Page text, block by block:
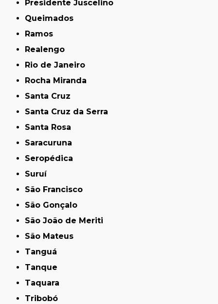
Presidente Juscelino
Queimados
Ramos
Realengo
Rio de Janeiro
Rocha Miranda
Santa Cruz
Santa Cruz da Serra
Santa Rosa
Saracuruna
Seropédica
Suruí
São Francisco
São Gonçalo
São João de Meriti
São Mateus
Tanguá
Tanque
Taquara
Tribobó